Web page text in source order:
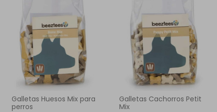
Galletas Huesos Mix para
perros
Galletas Cachorros Petit
Mix